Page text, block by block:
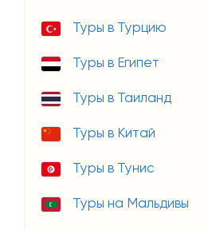
Туры в Турцию
Туры в Египет
Туры в Таиланд
Туры в Китай
Туры в Тунис
Туры на Мальдивы